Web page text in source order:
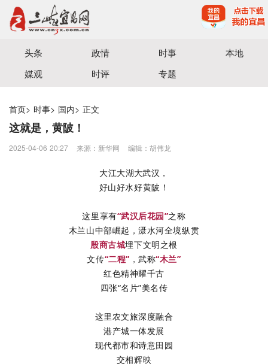
宜昌三峡融媒体中心主办
头条 政情 时事
本地
媒观
时评 专题
首页> 时事> 国内> 正文
这就是，黄陂！
2025-04-06 20:27 来源：​新华网 编辑：胡伟龙
大江大湖大武汉，
好山好水好黄陂！
这里享有“武汉后花园”之称
木兰山中部崛起，滠水河全境纵贯
殷商古城埋下文明之根
文传“二程” ，武称“木兰”
红色精神耀千古
四张“名片”美名传
这里农文旅深度融合
港产城一体发展
现代都市和诗意田园
交相辉映